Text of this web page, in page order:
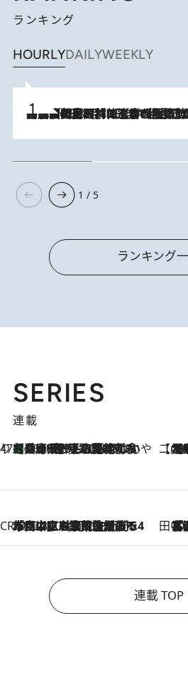
ランキング
HOURLYDAILYWEEKLY
2026.8.8
「最後に見られてよかった」上野動物園の東園パンダ舎が解体前に特別公開。8月16日まで延長されたパネル展と共に辿る“半世紀”のパンダ飼育《解体工事の図面あり》
1 / 5
ランキング
SERIES
連載
47都道府県の手みやげ ひんやりスイーツで夏を満喫
2026.8.8
【兵庫県】この夏絶対食べたい 冷やしておいしいおやつ3選 淡路島の恵みをジェラートに集約 【CREA×
【トンボの
CREA'S CHOICE
2026.8.7
「立川にも歌舞伎があるんだよ」 片岡仁左衛門・市川中車ら豪華座組みで4年目の立川立飛歌舞伎へ 田中
「湘南乃風に憧れて」観客
連載 TOP